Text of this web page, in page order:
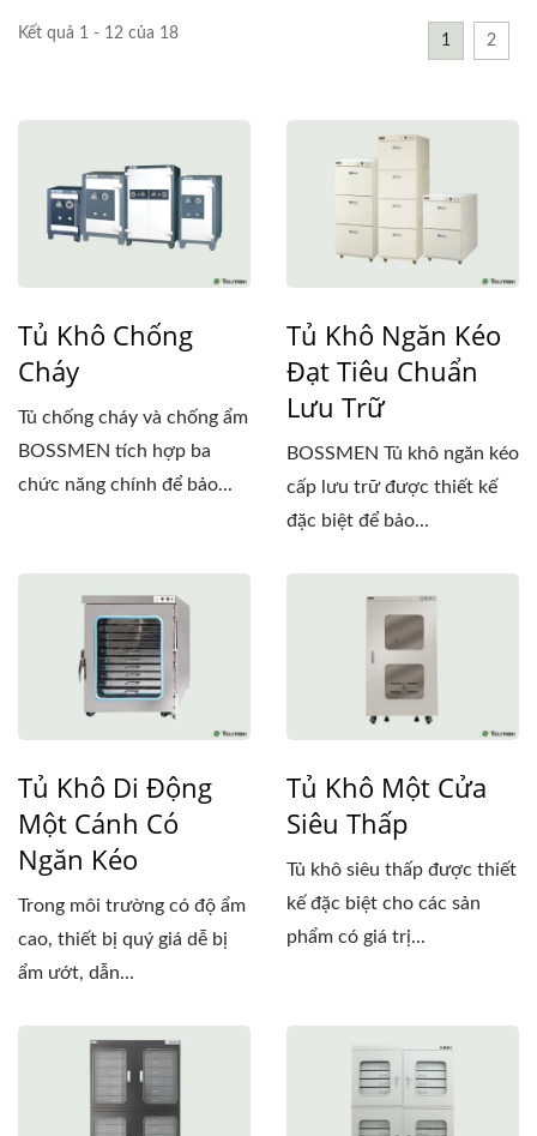
Kết quả 1 - 12 của 18 1 2
Tủ Khô Chống
Cháy
Tủ chống cháy và chống ẩm
BOSSMEN tích hợp ba
chức năng chính để bảo...
Tủ Khô Ngăn Kéo
Đạt Tiêu Chuẩn
Lưu Trữ
BOSSMEN Tủ khô ngăn kéo
cấp lưu trữ được thiết kế
đặc biệt để bảo...
Tủ Khô Di Động
Một Cánh Có
Ngăn Kéo
Trong môi trường có độ ẩm
cao, thiết bị quý giá dễ bị
ẩm ướt, dẫn...
Tủ Khô Một Cửa
Siêu Thấp
Tủ khô siêu thấp được thiết
kế đặc biệt cho các sản
phẩm có giá trị...